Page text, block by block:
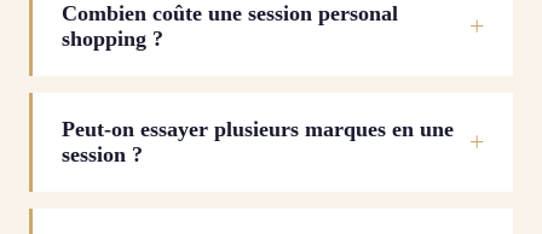
Combien coûte une session personal
shopping ?
Peut-on essayer plusieurs marques en une
session ?